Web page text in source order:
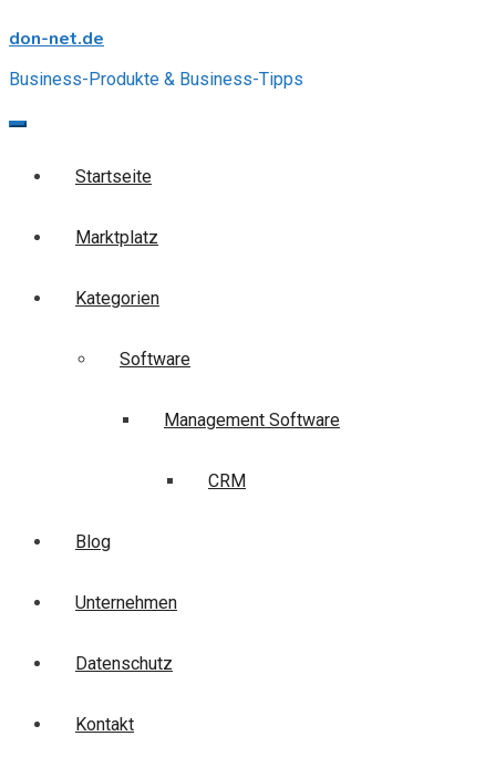
to
don-net.de
Business-Produkte & Business-Tipps
Startseite
Marktplatz
Kategorien
Software
Management Software
CRM
Blog
Unternehmen
Datenschutz
Kontakt